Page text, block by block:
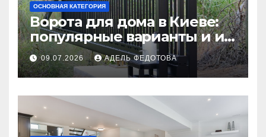
ОСНОВНАЯ КАТЕГОРИЯ
Ворота для дома в Киеве:
популярные варианты и их
особенности
09.07.2026 АДЕЛЬ ФЕДОТОВА